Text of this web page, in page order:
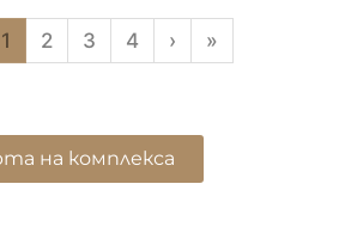
1 2 3 4 › »
на комплекса